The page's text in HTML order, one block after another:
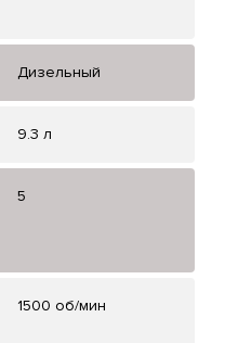
Дизельный
9.3 л
5
1500 об/мин